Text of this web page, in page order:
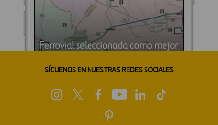
SÍGUENOS EN NUESTRAS REDES SOCIALES